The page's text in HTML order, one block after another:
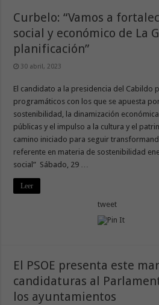
Curbelo: “Vamos a
social y económico de La
planificación”
30 abril, 2023
El candidato a la presidencia del Cabildo
programáticos con los que se apuesta
sostenibilidad, la dinamización
públicas y el impulso a la cultura y el
camino iniciado para seguir
referente en materia de sostenibilidad
social” Sábado, 29 …
Leer
tweet
El PSOE presenta este
candidaturas al
los ayuntamientos